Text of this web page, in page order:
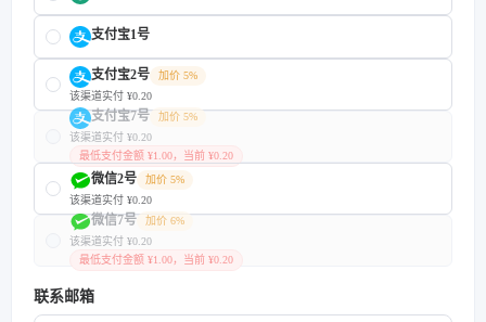
支付宝1号
支付宝2号
加价 5%
该渠道实付 ¥0.20
支付宝7号
加价 5%
该渠道实付 ¥0.20
最低支付金额 ¥1.00，当前 ¥0.20
微信2号
加价 5%
该渠道实付 ¥0.20
微信7号
加价 6%
该渠道实付 ¥0.20
最低支付金额 ¥1.00，当前 ¥0.20
联系邮箱